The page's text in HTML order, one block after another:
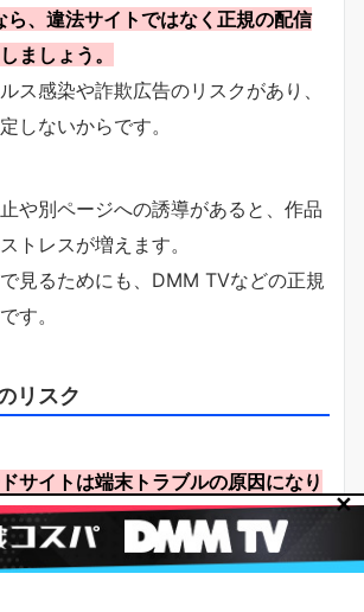
、違法サイトではなく正規の配信
ましょう。
ス感染や詐欺広告のリスクがあり、
しないからです。
や別ページへの誘導があると、作品
トレスが増えます。
見るためにも、DMM TVなどの正規
す。
リスク
サイトは端末トラブルの原因になり
ップアップが多く、誤タップで怪し
✕